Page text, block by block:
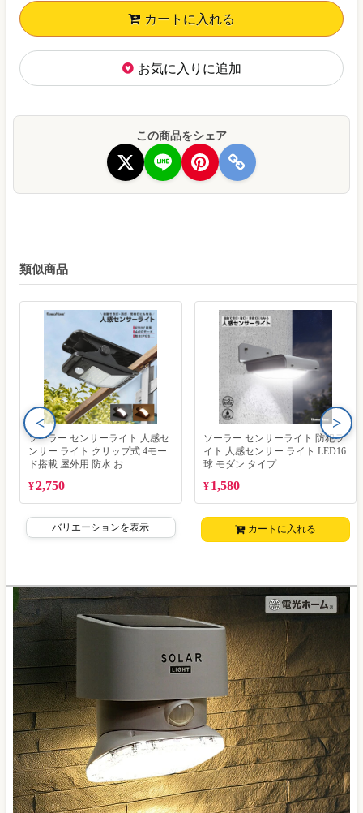
カートに入れる
お気に入りに追加
この商品をシェア
類似商品
ソーラー センサーライト 人感セ
ンサー ライト クリップ式 4モー
ド搭載 屋外用 防水 お...
¥2,750
バリエーションを表示
ソーラー センサーライト 防犯ラ
イト 人感センサー ライト LED16
球 モダン タイプ ...
¥ 1,580
カートに入れる
< >